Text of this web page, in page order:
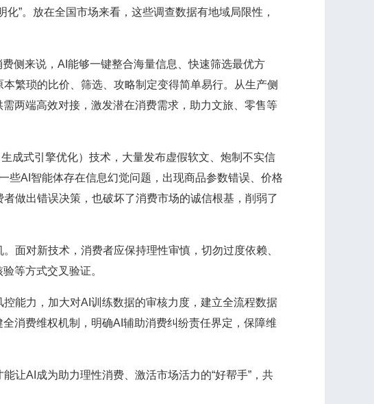
”。放在全国市场来看，这些调查数据有地域局限性，
侧来说，AI能够一键整合海量信息、快速筛选最优方
繁琐的比价、筛选、攻略制定变得简单易行。从生产侧
两端高效对接，激发潜在消费需求，助力文旅、零售等
成式引擎优化）技术，大量发布虚假软文、炮制不实信
些AI智能体存在信息幻觉问题，出现商品参数错误、价格
做出错误决策，也破坏了消费市场的诚信根基，削弱了
对新技术，消费者应保持理性审慎，切勿过度依赖、
等方式交叉验证。
能力，加大对AI训练数据的审核力度，建立全流程数据
消费维权机制，明确AI辅助消费纠纷责任界定，保障维
AI成为助力理性消费、激活市场活力的“好帮手”，共